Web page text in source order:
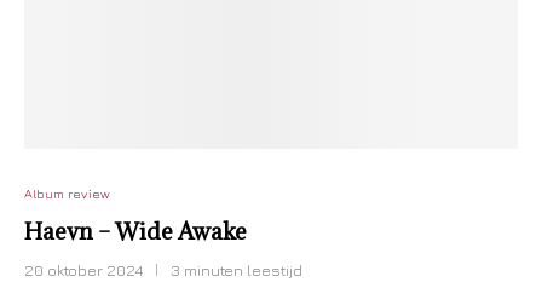
Album review
Haevn – Wide Awake
20 oktober 2024 3 minuten leestijd